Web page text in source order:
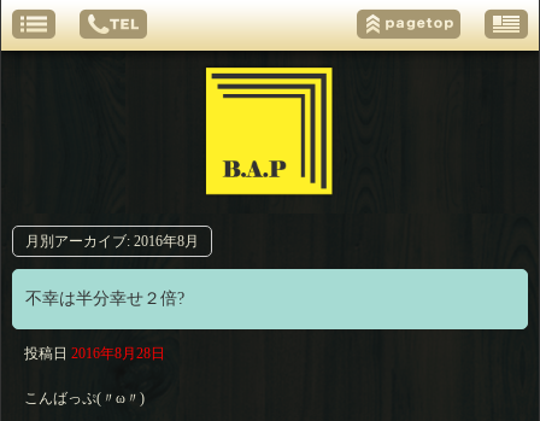
月別アーカイブ: 2016年8月
不幸は半分幸せ２倍?
投稿日 2016年8月28日
こんばっぷ(〃ω〃)